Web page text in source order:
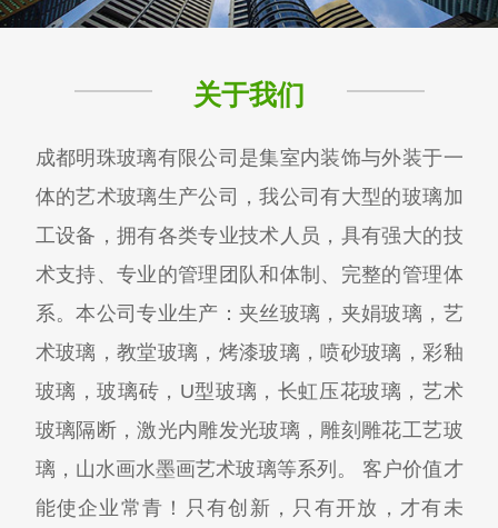
关于我们
成都明珠玻璃有限公司是集室内装饰与外装于一
体的艺术玻璃生产公司，我公司有大型的玻璃加
工设备，拥有各类专业技术人员，具有强大的技
术支持、专业的管理团队和体制、完整的管理体
系。本公司专业生产：夹丝玻璃，夹娟玻璃，艺
术玻璃，教堂玻璃，烤漆玻璃，喷砂玻璃，彩釉
玻璃，玻璃砖，U型玻璃，长虹压花玻璃，艺术
玻璃隔断，激光内雕发光玻璃，雕刻雕花工艺玻
璃，山水画水墨画艺术玻璃等系列。 客户价值才
能使企业常青！只有创新，只有开放，才有未